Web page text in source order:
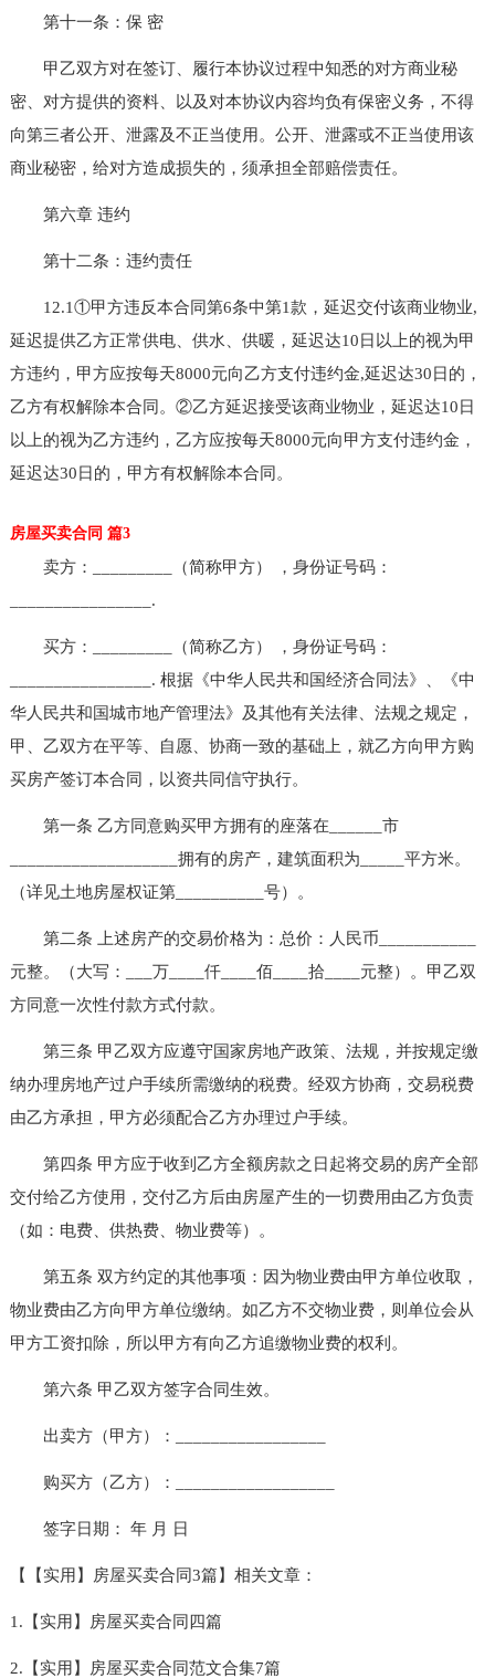
第十一条：保 密
甲乙双方对在签订、履行本协议过程中知悉的对方商业秘
密、对方提供的资料、以及对本协议内容均负有保密义务，不得
向第三者公开、泄露及不正当使用。公开、泄露或不正当使用该
商业秘密，给对方造成损失的，须承担全部赔偿责任。
第六章 违约
第十二条：违约责任
12.1①甲方违反本合同第6条中第1款，延迟交付该商业物业,
延迟提供乙方正常供电、供水、供暖，延迟达10日以上的视为甲
方违约，甲方应按每天8000元向乙方支付违约金,延迟达30日的，
乙方有权解除本合同。②乙方延迟接受该商业物业，延迟达10日
以上的视为乙方违约，乙方应按每天8000元向甲方支付违约金，
延迟达30日的，甲方有权解除本合同。
房屋买卖合同 篇3
卖方：_________（简称甲方） ，身份证号码：
________________.
买方：_________（简称乙方） ，身份证号码：
________________. 根据《中华人民共和国经济合同法》、《中
华人民共和国城市地产管理法》及其他有关法律、法规之规定，
甲、乙双方在平等、自愿、协商一致的基础上，就乙方向甲方购
买房产签订本合同，以资共同信守执行。
第一条 乙方同意购买甲方拥有的座落在______市
___________________拥有的房产，建筑面积为_____平方米。
（详见土地房屋权证第__________号）。
第二条 上述房产的交易价格为：总价：人民币___________
元整。（大写：___万____仟____佰____拾____元整）。甲乙双
方同意一次性付款方式付款。
第三条 甲乙双方应遵守国家房地产政策、法规，并按规定缴
纳办理房地产过户手续所需缴纳的税费。经双方协商，交易税费
由乙方承担，甲方必须配合乙方办理过户手续。
第四条 甲方应于收到乙方全额房款之日起将交易的房产全部
交付给乙方使用，交付乙方后由房屋产生的一切费用由乙方负责
（如：电费、供热费、物业费等）。
第五条 双方约定的其他事项：因为物业费由甲方单位收取，
物业费由乙方向甲方单位缴纳。如乙方不交物业费，则单位会从
甲方工资扣除，所以甲方有向乙方追缴物业费的权利。
第六条 甲乙双方签字合同生效。
出卖方（甲方）：_________________
购买方（乙方）：__________________
签字日期： 年 月 日
【【实用】房屋买卖合同3篇】相关文章：
1.【实用】房屋买卖合同四篇
2.【实用】房屋买卖合同范文合集7篇